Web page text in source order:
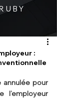
:
annulée pour